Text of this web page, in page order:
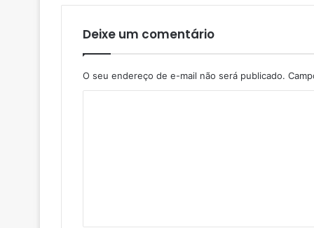
Deixe um comentário
O seu endereço de e-mail não será publicado.